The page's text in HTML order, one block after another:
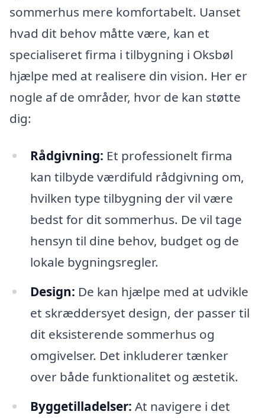
sommerhus mere komfortabelt. Uanset
hvad dit behov måtte være, kan et
specialiseret firma i tilbygning i Oksbøl
hjælpe med at realisere din vision. Her er
nogle af de områder, hvor de kan støtte
dig:
Rådgivning: Et professionelt firma
kan tilbyde værdifuld rådgivning om,
hvilken type tilbygning der vil være
bedst for dit sommerhus. De vil tage
hensyn til dine behov, budget og de
lokale bygningsregler.
Design: De kan hjælpe med at udvikle
et skræddersyet design, der passer til
dit eksisterende sommerhus og
omgivelser. Det inkluderer tænker
over både funktionalitet og æstetik.
Byggetilladelser: At navigere i det